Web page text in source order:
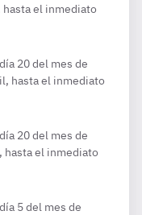
el inmediato
20 del mes de
hasta el inmediato
20 del mes de
hasta el inmediato
5 del mes de